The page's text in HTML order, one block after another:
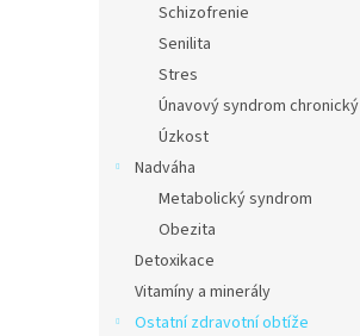
Schizofrenie
Senilita
Stres
Únavový syndrom chronický
Úzkost
Nadváha
Metabolický syndrom
Obezita
Detoxikace
Vitamíny a minerály
Ostatní zdravotní obtíže